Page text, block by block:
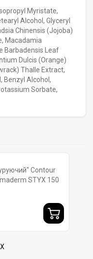
Myristate,
Alcohol, Glyceryl
Chinensis (Jojoba)
Macadamia
Barbadensis Leaf
Dulcis (Orange)
Thalle Extract,
Benzyl Alcohol,
Sorbate,
Contour
STYX 150